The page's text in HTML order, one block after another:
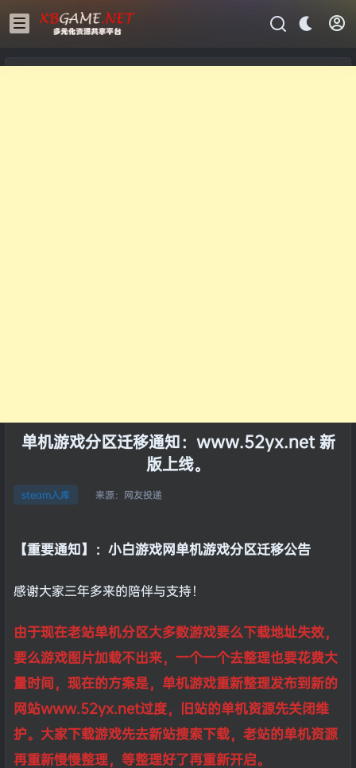
单机游戏分区迁移通知：www.52yx.net 新
版上线。
steam入库 来源： 网友投递
【重要通知】：小白游戏网单机游戏分区迁移公告
感谢大家三年多来的陪伴与支持！
由于现在老站单机分区大多数游戏要么下载地址失效，
要么游戏图片加载不出来，一个一个去整理也要花费大
量时间，现在的方案是，单机游戏重新整理发布到新的
网站www.52yx.net过度，旧站的单机资源先关闭维
护。大家下载游戏先去新站搜索下载，老站的单机资源
再重新慢慢整理，等整理好了再重新开启。